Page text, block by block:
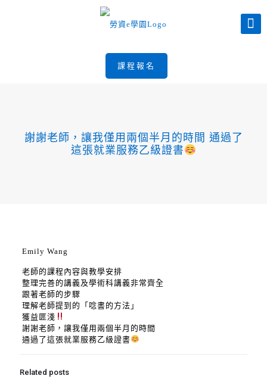
課程報名
謝謝老師，讓我僅用兩個半月的時間 通過了
這張就業服務乙級證書
Emily Wang
老師的課程內容與教學安排
整理完善的講義及學術科講義非常齊全
跟著老師的步驟
理解老師提到的「唸書的方法」
獲益匪淺
謝謝老師，讓我僅用兩個半月的時間
通過了這張就業服務乙級證書
Related posts